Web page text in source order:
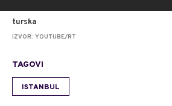
turska
IZVOR: YOUTUBE/RT
TAGOVI
ISTANBUL